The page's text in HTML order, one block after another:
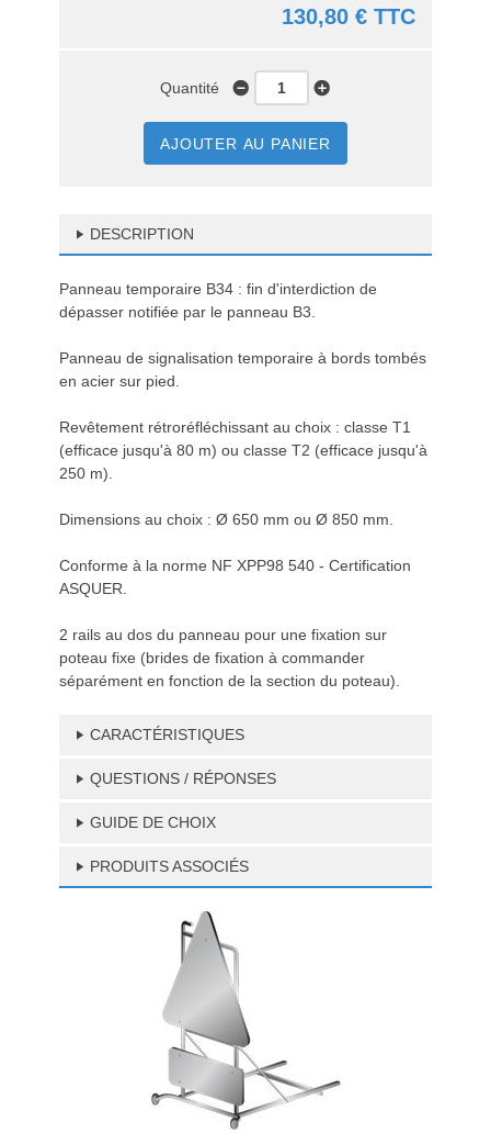
130,80 € TTC
Quantité
AJOUTER AU PANIER
DESCRIPTION
Panneau temporaire B34 : fin d'interdiction de
dépasser notifiée par le panneau B3.
Panneau de signalisation temporaire à bords tombés
en acier sur pied.
Revêtement rétroréfléchissant au choix : classe T1
(efficace jusqu'à 80 m) ou classe T2 (efficace jusqu'à
250 m).
Dimensions au choix : Ø 650 mm ou Ø 850 mm.
Conforme à la norme NF XPP98 540 - Certification
ASQUER.
2 rails au dos du panneau pour une fixation sur
poteau fixe (brides de fixation à commander
séparément en fonction de la section du poteau).
CARACTÉRISTIQUES
QUESTIONS / RÉPONSES
GUIDE DE CHOIX
PRODUITS ASSOCIÉS